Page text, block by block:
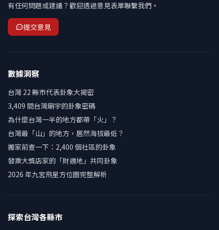
有任何問題或建議？歡迎透過意見表單聯繫我們。
提交意見
數據洞察
台灣 22 縣市代表卦象大揭密
3,409 間台灣廟宇的卦象密碼
為什麼台灣一半的地方都帶「火」？
台灣最「山」的地方，居然海拔最低？
搬家前查一下：2,400 個社區的卦象
發票大獎店家的「財運地」共同卦象
2026 年九宮飛星方位圖完整解析
探索台灣各縣市